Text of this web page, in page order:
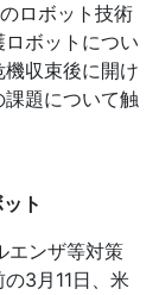
ロボット技術
ボットについ
収束後に開け
題について触
ト
エンザ等対策
の3月 11日、米